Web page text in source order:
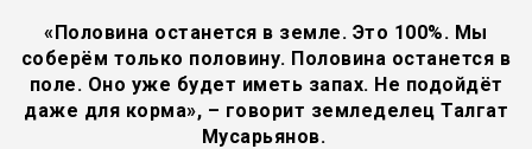
«Половина останется в земле. Это 100%. Мы
соберём только половину. Половина останется в
поле. Оно уже будет иметь запах. Не подойдёт
даже для корма», – говорит земледелец Талгат
Мусарьянов.